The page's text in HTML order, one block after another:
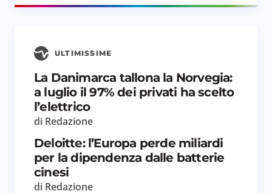
ULTIMISSIME
La Danimarca tallona la Norvegia:
a luglio il 97% dei privati ha scelto
l’elettrico
di Redazione
Deloitte: l’Europa perde miliardi
per la dipendenza dalle batterie
cinesi
di Redazione